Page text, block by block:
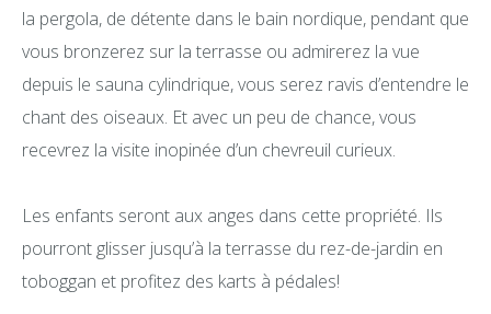
la pergola, de détente dans le bain nordique, pendant que
vous bronzerez sur la terrasse ou admirerez la vue
depuis le sauna cylindrique, vous serez ravis d’entendre le
chant des oiseaux. Et avec un peu de chance, vous
recevrez la visite inopinée d’un chevreuil curieux.
Les enfants seront aux anges dans cette propriété. Ils
pourront glisser jusqu’à la terrasse du rez-de-jardin en
toboggan et profitez des karts à pédales!